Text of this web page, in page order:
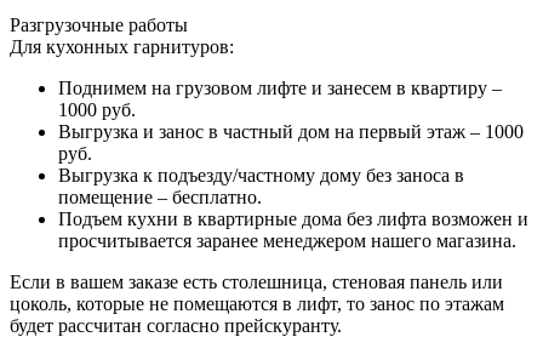
Разгрузочные работы
Для кухонных гарнитуров:
Поднимем на грузовом лифте и занесем в квартиру –
1000 руб.
Выгрузка и занос в частный дом на первый этаж – 1000
руб.
Выгрузка к подъезду/частному дому без заноса в
помещение – бесплатно.
Подъем кухни в квартирные дома без лифта возможен и
просчитывается заранее менеджером нашего магазина.
Если в вашем заказе есть столешница, стеновая панель или
цоколь, которые не помещаются в лифт, то занос по этажам
будет рассчитан согласно прейскуранту.